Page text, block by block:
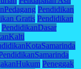
Pendidikan
Gratis Pendidikan
PendidikanDasar
Peneggak